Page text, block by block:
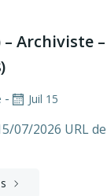
– Archiviste
- Juil 15
07/2026 URL